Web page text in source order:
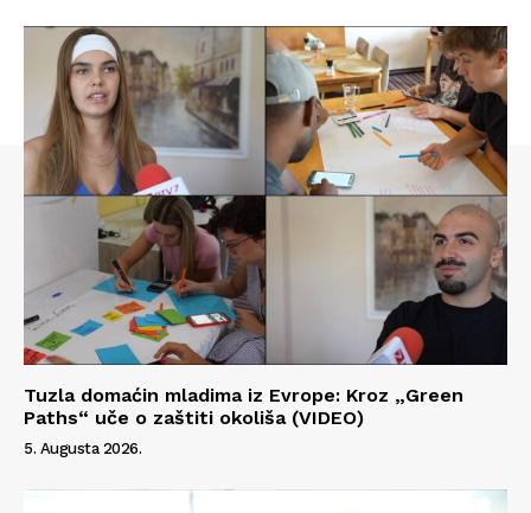
Tuzla domaćin mladima iz Evrope: Kroz „Green
Paths“ uče o zaštiti okoliša (VIDEO)
5. Augusta 2026.